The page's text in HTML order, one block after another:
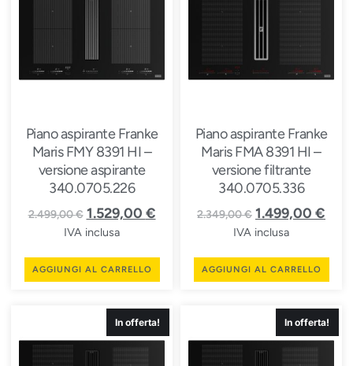
Piano aspirante Franke
Maris FMY 8391 HI –
versione aspirante
340.0705.226
2.499,00€ 1.529,00 €
IVA inclusa
AGGIUNGI AL CARRELLO
Piano aspirante Franke
Maris FMA 8391 HI –
versione filtrante
340.0705.336
2.349,00€ 1.499,00 €
IVA inclusa
AGGIUNGI AL CARRELLO
In offerta! In offerta!